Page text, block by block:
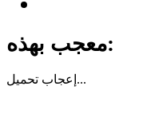
معجب بهذه:
إعجاب تحميل...